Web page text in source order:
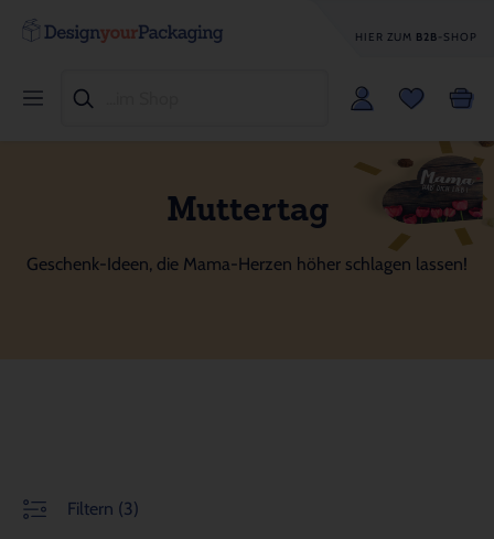
HIER ZUM B2B-SHOP
Muttertag
Geschenk-Ideen, die Mama-Herzen höher schlagen lassen!
Filtern (3)